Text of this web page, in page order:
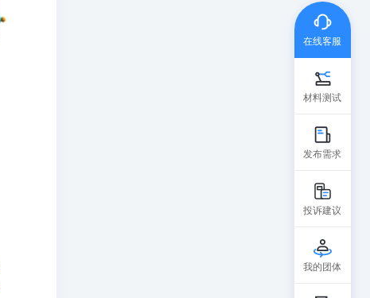
SEM
在线客服
材料测试
发布需求
投诉建议
我的团体